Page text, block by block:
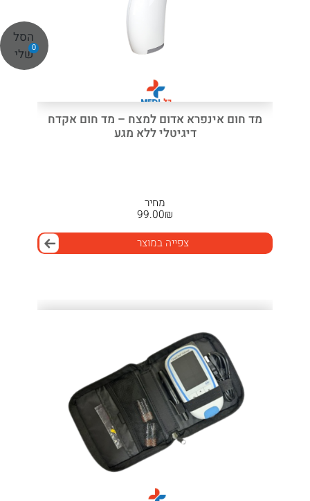
0
הסל
שלי
מד חום אינפרא אדום למצח – מד חום אקדח
דיגיטלי ללא מגע
מחיר
₪
99.00
צפייה במוצר